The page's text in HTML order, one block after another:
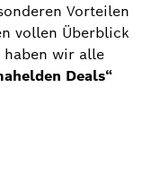
Vorteilen
vollen Überblick
haben wir alle
Deals“